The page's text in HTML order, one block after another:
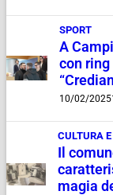
SPORT
A
con
10/02/2025
CULTURA
Il
magia